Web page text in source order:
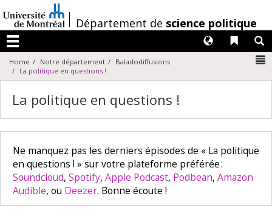
au
contenu
/Département de science politique
Menu
Liens
Langues
Home Notre département
Baladodiffusions
La politique en questions !
La politique en questions !
Ne manquez pas les derniers épisodes de « La politique
en questions ! » sur votre plateforme préférée :
Soundcloud, Spotify, Apple Podcast, Podbean, Amazon
Audible, ou Deezer. Bonne écoute !